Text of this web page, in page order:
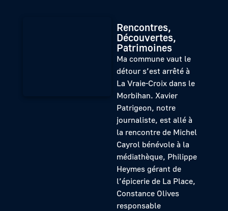
Rencontres,
Découvertes,
Patrimoines
Ma commune vaut le
détour s’est arrêté à
La Vraie-Croix dans le
Morbihan. Xavier
Patrigeon, notre
journaliste, est allé à
la rencontre de Michel
Cayrol bénévole à la
médiathèque, Philippe
Heymes gérant de
l’épicerie de La Place,
Constance Olives
responsable